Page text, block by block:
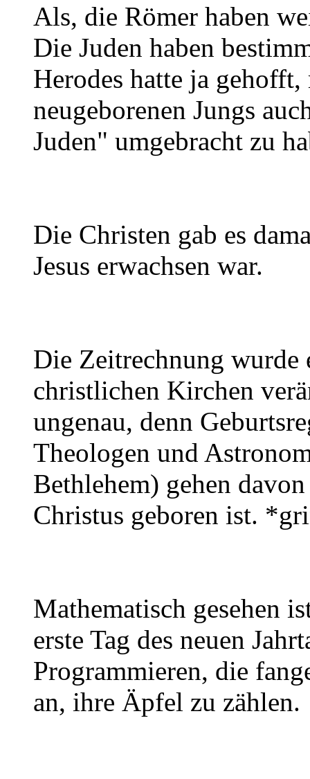
Als, die Römer haben
Die Juden haben
Herodes hatte ja
neugeborenen Jungs
Juden" umgebracht zu
Die Christen gab es
Jesus erwachsen war.
Die Zeitrechnung wurde
christlichen Kirchen
ungenau, denn
Theologen und
Bethlehem) gehen
Christus geboren ist.
Mathematisch gesehen
erste Tag des neuen
Programmieren, die
an, ihre Äpfel zu zählen.